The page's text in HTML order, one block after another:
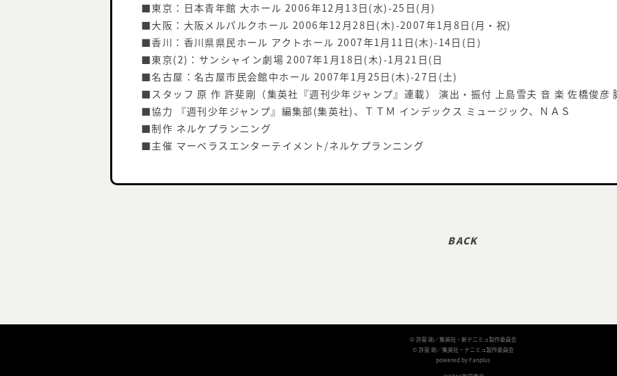
■東京：日本青年館 大ホール 2006年12月13日(水)-25日(月)
■大阪：大阪メルパルクホール 2006年12月28日(木)-2007年1月8日(月・祝)
■香川：香川県県民ホール アクトホール 2007年1月11日(木)-14日(日)
■東京(2)：サンシャイン劇場 2007年1月18日(木)-1月21日(日
■名古屋：名古屋市民会館中ホール 2007年1月25日(木)-27日(土)
■スタッフ 原 作 許斐剛（集英社『週刊少年ジャンプ』連載） 演出・振付 上島雪夫 音 楽 佐橋俊彦
■協力 『週刊少年ジャンプ』編集部(集英社)、ＴＴＭ インデックス ミュージック、ＮＡＳ
■制作 ネルケプランニング
■主催 マーベラスエンターテイメント/ネルケプランニング
© 許斐 剛／集英社・新テニミュ製作委員会
© 許斐 剛／集英社・テニミュ製作委員会
powered by Fanplus